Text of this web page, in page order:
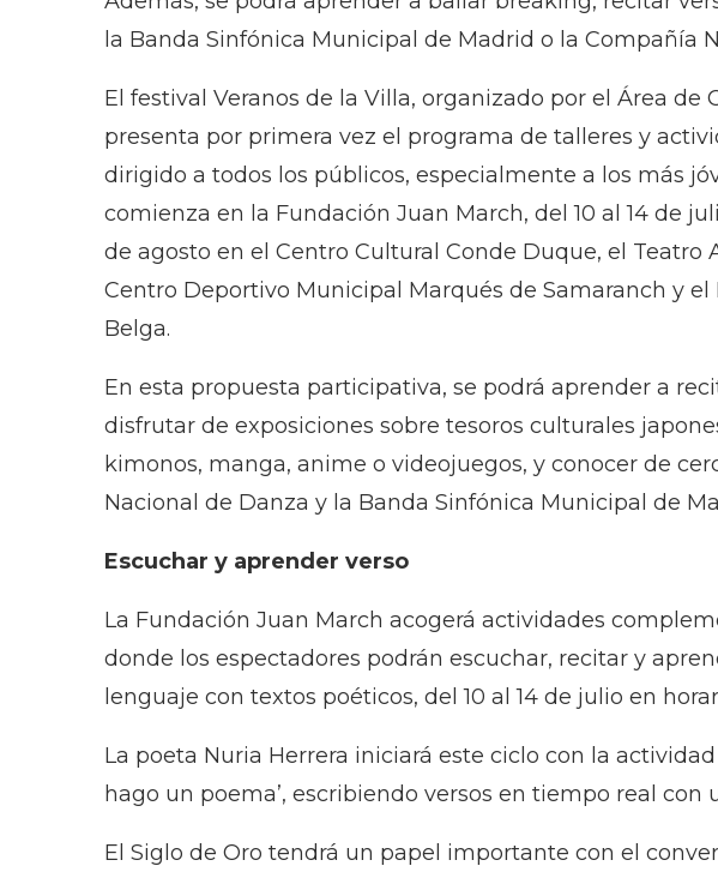
la Banda Sinfónica Municipal de Madrid o la Compañía
El festival Veranos de la Villa, organizado por el Área de
presenta por primera vez el programa de talleres y
dirigido a todos los públicos, especialmente a los más
comienza en la Fundación Juan March, del 10 al 14 de
de agosto en el Centro Cultural Conde Duque, el Teatro
Centro Deportivo Municipal Marqués de Samaranch y el
Belga.
En esta propuesta participativa, se podrá aprender a
disfrutar de exposiciones sobre tesoros culturales
kimonos, manga, anime o videojuegos, y conocer de
Nacional de Danza y la Banda Sinfónica Municipal de
Escuchar y aprender verso
La Fundación Juan March acogerá actividades
donde los espectadores podrán escuchar, recitar y
lenguaje con textos poéticos, del 10 al 14 de julio en
La poeta Nuria Herrera iniciará este ciclo con la
hago un poema’, escribiendo versos en tiempo real con
El Siglo de Oro tendrá un papel importante con el